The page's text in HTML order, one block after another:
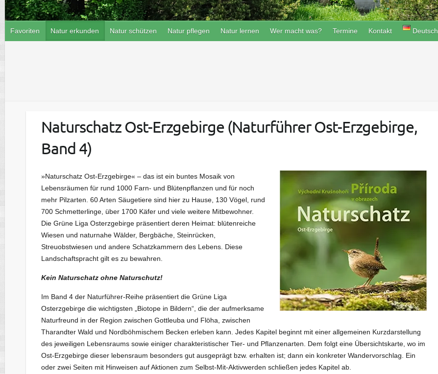
Favoriten Natur erkunden Natur schützen Natur pflegen Natur lernen Wer macht was? Termine Kontakt Deutsch
Naturschatz Ost-Erzgebirge (Naturführer Ost-Erzgebirge,
Band 4)
»Naturschatz Ost-Erzgebirge« – das ist ein buntes Mosaik von
Lebensräumen für rund 1000 Farn- und Blütenpﬂanzen und für noch
mehr Pilzarten. 60 Arten Säugetiere sind hier zu Hause, 130 Vögel, rund
700 Schmetterlinge, über 1700 Käfer und viele weitere Mitbewohner.
Die Grüne Liga Osterzgebirge präsentiert deren Heimat: blütenreiche
Wiesen und naturnahe Wälder, Bergbäche, Steinrücken,
Streuobstwiesen und andere Schatzkammern des Lebens. Diese
Landschaftspracht gilt es zu bewahren.
Kein Naturschatz ohne Naturschutz!
Im Band 4 der Naturführer-Reihe präsentiert die Grüne Liga
Osterzgebirge die wichtigsten „Biotope in Bildern“, die der aufmerksame
Naturfreund in der Region zwischen Gottleuba und Flöha, zwischen
Tharandter Wald und Nordböhmischem Becken erleben kann. Jedes Kapitel beginnt mit einer allgemeinen Kurzdarstellung
des jeweiligen Lebensraums sowie einiger charakteristischer Tier- und Pflanzenarten. Dem folgt eine Übersichtskarte, wo im
Ost-Erzgebirge dieser lebensraum besonders gut ausgeprägt bzw. erhalten ist; dann ein konkreter Wandervorschlag. Ein
oder zwei Seiten mit Hinweisen auf Aktionen zum Selbst-Mit-Aktivwerden schließen jedes Kapitel ab.